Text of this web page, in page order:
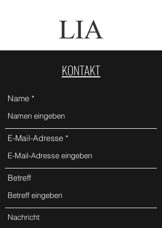
KONTAKT
Name
E-Mail-Adresse
Betreff
Nachricht